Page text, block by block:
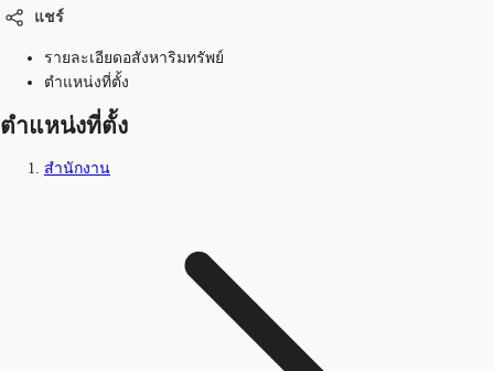
แชร์
รายละเอียดอสังหาริมทรัพย์
ตำแหน่งที่ตั้ง
ตำแหน่งที่ตั้ง
สำนักงาน